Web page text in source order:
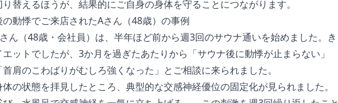
替えるほうが、結果的にご自身の身体を守ることにつながります。
の動悸でご来店されたAさん（48歳）の事例
ん（48歳・会社員）は、半年ほど前から週3回のサウナ通いを始めました。き
ットでしたが、3か月を過ぎたあたりから「サウナ後に動悸が止まらない」
肩のこわばりがむしろ強くなった」とご相談に来られました。
の状態を拝見したところ、典型的な交感神経優位の固定化が見られました。